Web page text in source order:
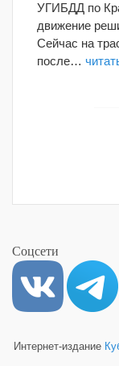
УГИБДД по
движение
Сейчас на
после…
Соцсети
Интернет-издание